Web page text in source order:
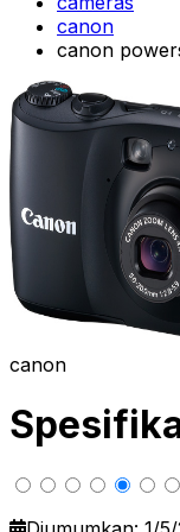
canon
canon
canon